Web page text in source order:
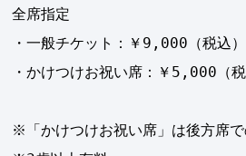
全席指定
・一般チケット：￥9,000（税込）
・かけつけお祝い席：￥5,000（税
※「かけつけお祝い席」は後方席で